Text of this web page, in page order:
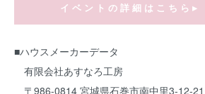
イ ベ ン ト の 詳 細 は こ ち ら ▸
■ハウスメーカーデータ
有限会社あすなろ工房
〒986-0814 宮城県石巻市南中里3-12-21